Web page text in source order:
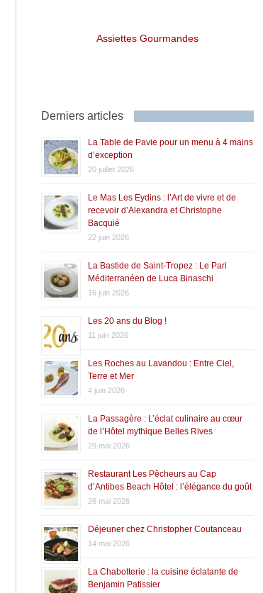
Assiettes Gourmandes
Derniers articles
La Table de Pavie pour un menu à 4 mains
d’exception
20 juillet 2026
Le Mas Les Eydins : l’Art de vivre et de
recevoir d’Alexandra et Christophe
Bacquié
22 juin 2026
La Bastide de Saint-Tropez : Le Pari
Méditerranéen de Luca Binaschi
16 juin 2026
Les 20 ans du Blog !
11 juin 2026
Les Roches au Lavandou : Entre Ciel,
Terre et Mer
4 juin 2026
La Passagère : L’éclat culinaire au cœur
de l’Hôtel mythique Belles Rives
29 mai 2026
Restaurant Les Pêcheurs au Cap
d’Antibes Beach Hôtel : l’élégance du goût
26 mai 2026
Déjeuner chez Christopher Coutanceau
14 mai 2026
La Chabotterie : la cuisine éclatante de
Benjamin Patissier